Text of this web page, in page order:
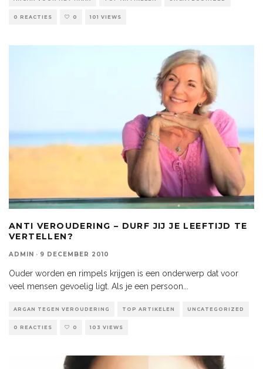
0 REACTIES 0 101 VIEWS
ANTI VEROUDERING – DURF JIJ JE LEEFTIJD TE
VERTELLEN?
ADMIN · 9 DECEMBER 2010
Ouder worden en rimpels krijgen is een onderwerp dat voor
veel mensen gevoelig ligt. Als je een persoon
ARGAN TEGEN VEROUDERING TOP ARTIKELEN UNCATEGORIZED
0 REACTIES 0 103 VIEWS